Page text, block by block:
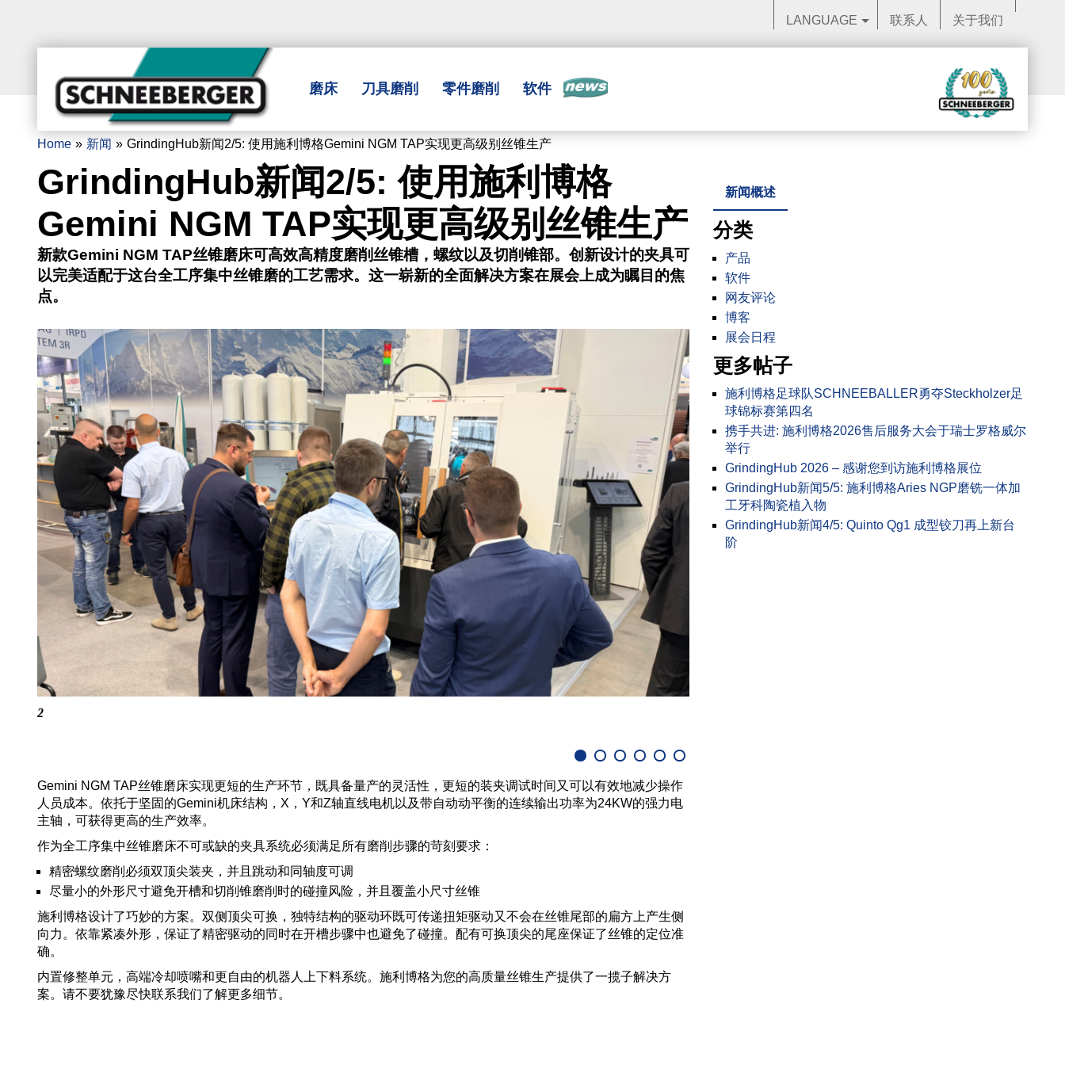
LANGUAGE 联系人 关于我们
磨床 刀具磨削 零件磨削 软件 新闻
Home 新闻 GrindingHub新闻2/5: 使用施利博格Gemini NGM TAP实现更高级别丝锥生产
GrindingHub新闻2/5: 使用施利博格
Gemini NGM TAP实现更高级别丝锥生产
新款Gemini NGM TAP丝锥磨床可高效高精度磨削丝锥槽，螺纹以及切削锥部。创新设计的夹具可
以完美适配于这台全工序集中丝锥磨的工艺需求。这一崭新的全面解决方案在展会上成为瞩目的焦
点。
2
Gemini NGM TAP丝锥磨床实现更短的生产环节，既具备量产的灵活性，更短的装夹调试时间又可以有效地减少操作
人员成本。依托于坚固的Gemini机床结构，X，Y和Z轴直线电机以及带自动动平衡的连续输出功率为24KW的强力电
主轴，可获得更高的生产效率。
作为全工序集中丝锥磨床不可或缺的夹具系统必须满足所有磨削步骤的苛刻要求：
精密螺纹磨削必须双顶尖装夹，并且跳动和同轴度可调
尽量小的外形尺寸避免开槽和切削锥磨削时的碰撞风险，并且覆盖小尺寸丝锥
施利博格设计了巧妙的方案。双侧顶尖可换，独特结构的驱动环既可传递扭矩驱动又不会在丝锥尾部的扁方上产生侧
向力。依靠紧凑外形，保证了精密驱动的同时在开槽步骤中也避免了碰撞。配有可换顶尖的尾座保证了丝锥的定位准
确。
内置修整单元，高端冷却喷嘴和更自由的机器人上下料系统。施利博格为您的高质量丝锥生产提供了一揽子解决方
案。请不要犹豫尽快联系我们了解更多细节。
新闻概述
分类
产品
软件
网友评论
博客
展会日程
更多帖子
施利博格足球队SCHNEEBALLER勇夺Steckholzer足
球锦标赛第四名
携手共进: 施利博格2026售后服务大会于瑞士罗格威尔
举行
GrindingHub 2026 – 感谢您到访施利博格展位
GrindingHub新闻5/5: 施利博格Aries NGP磨铣一体加
工牙科陶瓷植入物
GrindingHub新闻4/5: Quinto Qg1 成型铰刀再上新台
阶